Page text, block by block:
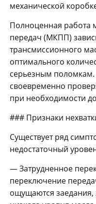
механической
Полноценная работа
передач (МКПП)
трансмиссионного
оптимального
серьезным
своевременно
при необходимости
### Признаки
Существует ряд
недостаточный
— Затрудненное
переключение
ощущаются